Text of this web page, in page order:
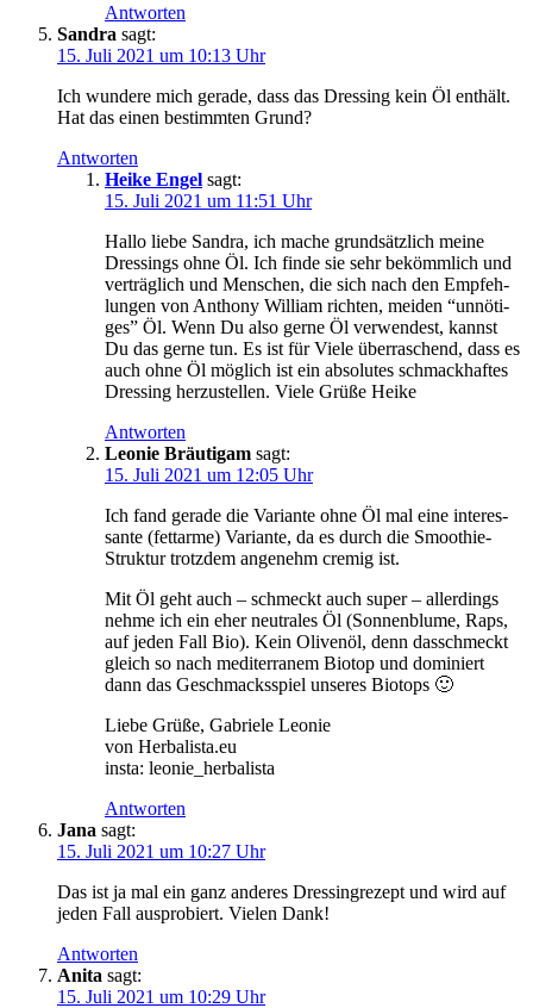
Antworten
Sandra sagt:
15. Juli 2021 um 10:13 Uhr
Ich wun­de­re mich gera­de, dass das Dres­sing kein Öl ent­hält.
Hat das einen bestimm­ten Grund?
Antworten
Heike Engel sagt:
15. Juli 2021 um 11:51 Uhr
Hal­lo lie­be San­dra, ich mache grund­sätz­lich mei­ne
Dres­sings ohne Öl. Ich fin­de sie sehr bekömm­lich und
ver­träg­lich und Men­schen, die sich nach den Emp­feh­
lun­gen von Antho­ny Wil­liam rich­ten, mei­den “unnö­ti­
ges” Öl. Wenn Du also ger­ne Öl ver­wen­dest, kannst
Du das ger­ne tun. Es ist für Vie­le über­ra­schend, dass es
auch ohne Öl mög­lich ist ein abso­lu­tes schmack­haf­tes
Dres­sing her­zu­stel­len. Vie­le Grü­ße Heike
Antworten
Leonie Bräutigam sagt:
15. Juli 2021 um 12:05 Uhr
Ich fand gera­de die Vari­an­te ohne Öl mal eine inter­es­
san­te (fett­ar­me) Vari­an­te, da es durch die Smoothie-
Struk­tur trotz­dem ange­nehm cre­mig ist.
Mit Öl geht auch – schmeckt auch super – aller­dings
neh­me ich ein eher neu­tra­les Öl (Son­nen­blu­me, Raps,
auf jeden Fall Bio). Kein Oli­ven­öl, denn das­schmeckt
gleich so nach medi­ter­ra­nem Bio­top und domi­niert
dann das Geschmacks­spiel unse­res Biotops 🙂
Lie­be Grü­ße, Gabrie­le Leonie
von Herbalista.eu
ins­ta: leonie_herbalista
Antworten
Jana sagt:
15. Juli 2021 um 10:27 Uhr
Das ist ja mal ein ganz ande­res Dres­sing­re­zept und wird auf
jeden Fall aus­pro­biert. Vie­len Dank!
Antworten
Anita sagt:
15. Juli 2021 um 10:29 Uhr